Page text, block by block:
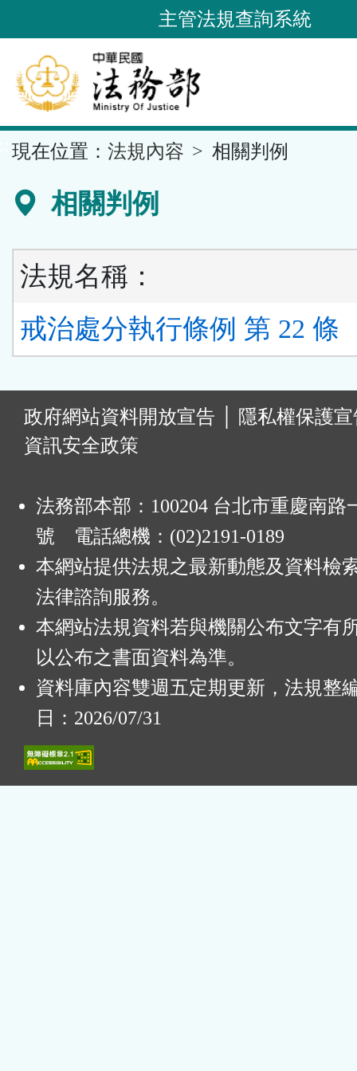
到
要
內
容
區
主管法規查詢系統
現在位置： 法規內容 相關判例
相關判例
法規名稱：
戒治處分執行條例 第 22 條
政府網站資料開放宣告
隱私權保護
資訊安全政策
法務部本部：100204 台北市重慶南路
號 電話總機：(02)2191-0189
本網站提供法規之最新動態及資料檢
法律諮詢服務。
本網站法規資料若與機關公布文字有
以公布之書面資料為準。
資料庫內容雙週五定期更新，法規整
日：2026/07/31